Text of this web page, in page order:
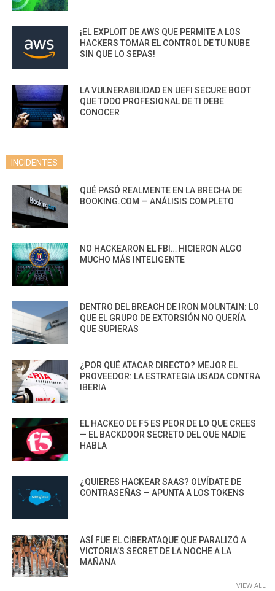
¡EL EXPLOIT DE AWS QUE PERMITE A LOS
HACKERS TOMAR EL CONTROL DE TU NUBE
SIN QUE LO SEPAS!
LA VULNERABILIDAD EN UEFI SECURE BOOT
QUE TODO PROFESIONAL DE TI DEBE
CONOCER
INCIDENTES
QUÉ PASÓ REALMENTE EN LA BRECHA DE
BOOKING.COM — ANÁLISIS COMPLETO
NO HACKEARON EL FBI… HICIERON ALGO
MUCHO MÁS INTELIGENTE
DENTRO DEL BREACH DE IRON MOUNTAIN: LO
QUE EL GRUPO DE EXTORSIÓN NO QUERÍA
QUE SUPIERAS
¿POR QUÉ ATACAR DIRECTO? MEJOR EL
PROVEEDOR: LA ESTRATEGIA USADA CONTRA
IBERIA
EL HACKEO DE F5 ES PEOR DE LO QUE CREES
— EL BACKDOOR SECRETO DEL QUE NADIE
HABLA
¿QUIERES HACKEAR SAAS? OLVÍDATE DE
CONTRASEÑAS — APUNTA A LOS TOKENS
ASÍ FUE EL CIBERATAQUE QUE PARALIZÓ A
VICTORIA’S SECRET DE LA NOCHE A LA
MAÑANA
VIEW ALL